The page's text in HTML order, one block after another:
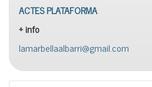
ACTES PLATAFORMA
+ info
lamarbellaalbarri@gmail.com